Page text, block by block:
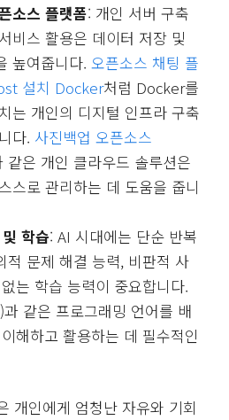
소스 플랫폼: 개인 서버 구축
비스 활용은 데이터 저장 및
높여줍니다. 오픈소스 채팅 플
설치 Docker처럼 Docker를
는 개인의 디지털 인프라 구축
다. 사진백업 오픈소스
같은 개인 클라우드 솔루션은
스로 관리하는 데 도움을 줍니
학습: AI 시대에는 단순 반복
적 문제 해결 능력, 비판적 사
는 학습 능력이 중요합니다.
같은 프로그래밍 언어를 배
해하고 활용하는 데 필수적인
개인에게 엄청난 자유와 기회